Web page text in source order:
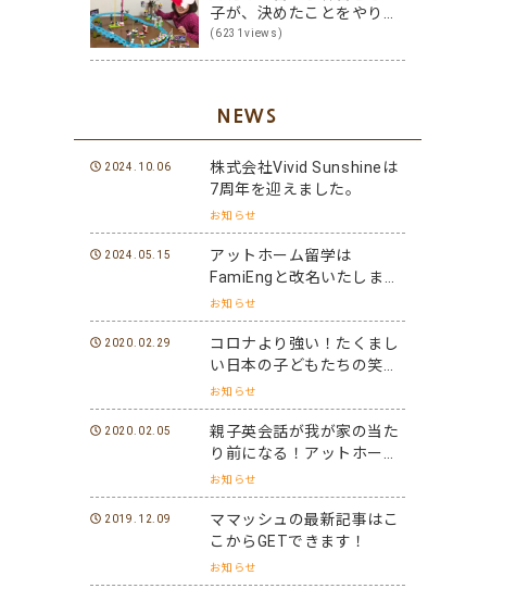
子が、決めたことをやり切
る子に変身！その方法は？
(6231views)
NEWS
2024.10.06
株式会社Vivid Sunshineは
7周年を迎えました。
お知らせ
2024.05.15
アットホーム留学は
FamiEngと改名いたしまし
た。
お知らせ
2020.02.29
コロナより強い！たくまし
い日本の子どもたちの笑顔
と元気を世界に届けよう！
お知らせ
2020.02.05
親子英会話が我が家の当た
り前になる！アットホーム
留学パフォーマーになろ
う！
お知らせ
2019.12.09
ママッシュの最新記事はこ
こからGETできます！
お知らせ